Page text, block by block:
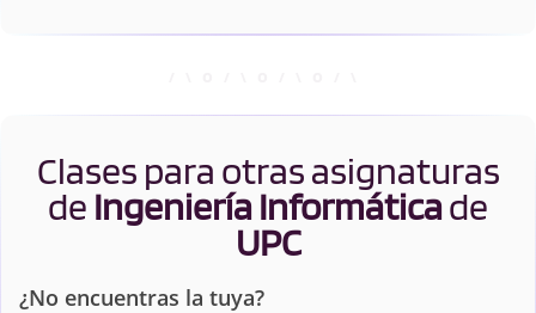
Clases para otras asignaturas
de Ingeniería Informáticade
UPC
¿No encuentras la tuya?